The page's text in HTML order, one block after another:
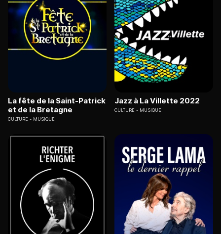
La fête de la Saint-Patrick
et de la Bretagne
CULTURE MUSIQUE
Jazz à La Villette 2022
CULTURE MUSIQUE